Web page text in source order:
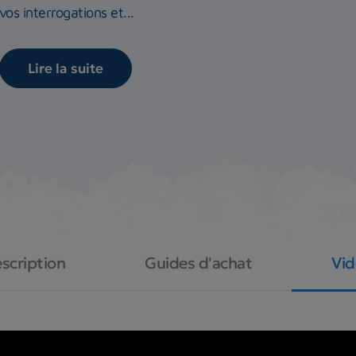
interrogations et...
Lire la suite
Guides d'achat